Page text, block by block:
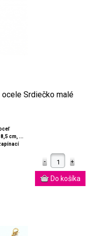
Srdiečko malé
cm, ...